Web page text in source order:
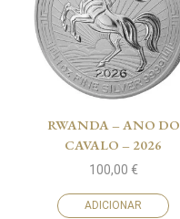
RWANDA – ANO DO
CAVALO – 2026
100,00 €
ADICIONAR